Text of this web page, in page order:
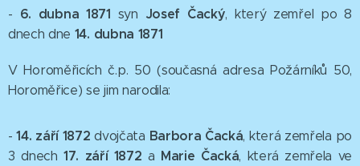
- 6. dubna 1871 syn Josef Čacký, který zemřel po 8
dnech dne 14. dubna 1871
V Horoměřicích č.p. 50 (současná adresa Požárníků 50,
Horoměřice) se jim narodila:
-14. září 1872 dvojčata Barbora Čacká, která zemřela po
3 dnech17. září 1872 a Marie Čacká, která zemřela ve